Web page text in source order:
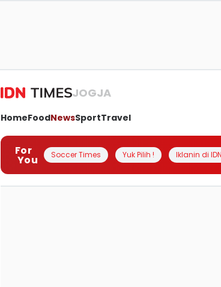
JOGJA
HomeFoodNewsSportTravel
For
You Soccer Times Yuk Pilih ! Iklanin di IDN